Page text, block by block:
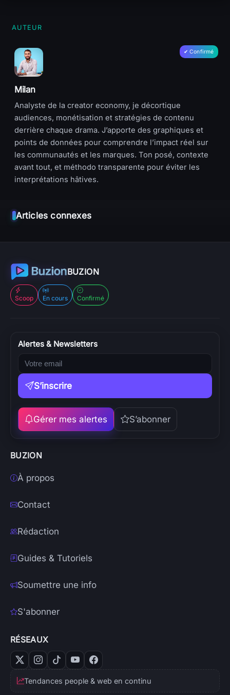
AUTEUR
Milan
Analyste de la creator economy, je décortique
audiences, monétisation et stratégies de contenu
derrière chaque drama. J’apporte des graphiques et
points de données pour comprendre l’impact réel sur
les communautés et les marques. Ton posé, contexte
avant tout, et méthodo transparente pour éviter les
interprétations hâtives.
Articles connexes
BUZION
Scoop En cours Confirmé
Alertes & Newsletters
S’inscrire
Gérer mes alertes S’abonner
BUZION
À propos
Contact
Rédaction
Guides & Tutoriels
Soumettre une info
S'abonner
RÉSEAUX
Tendances people & web en continu